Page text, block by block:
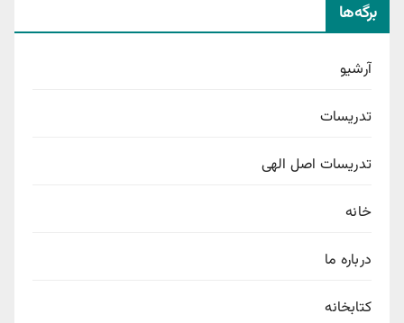
برگه‌ها
آرشیو
تدریسات
تدریسات اصل الهی
خانه
درباره ما
کتابخانه